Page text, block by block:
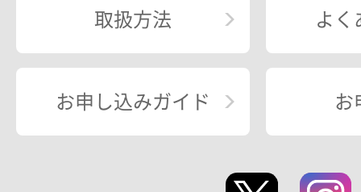
取扱方法 よく
お申し込みガイド お